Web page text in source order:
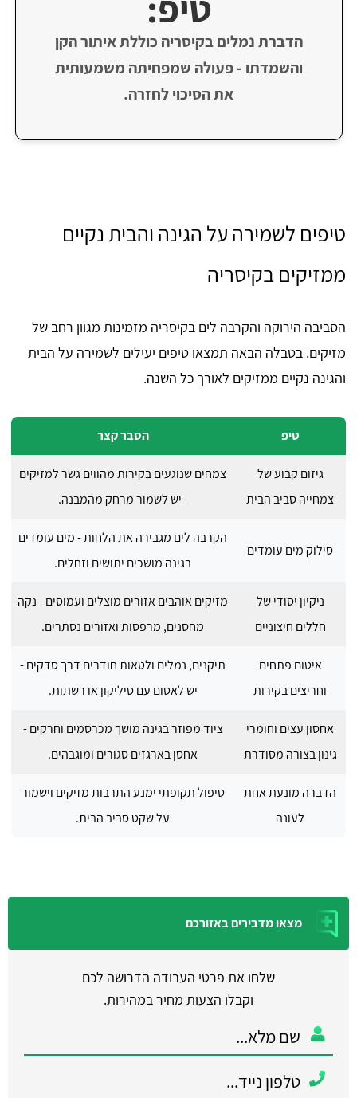
הדברת נמלים בקיסריה כוללת איתור הקן
והשמדתו - פעולה שמפחיתה משמעותית
את הסיכוי לחזרה.
טיפים לשמירה על הגינה והבית נקיים
ממזיקים בקיסריה
הסביבה הירוקה והקרבה לים בקיסריה מזמינות מגוון רחב של
מזיקים. בטבלה הבאה תמצאו טיפים יעילים לשמירה על הבית
והגינה נקיים ממזיקים לאורך כל השנה.
טיפ הסבר קצר
גיזום קבוע של
צמחייה סביב הבית
צמחים שנוגעים בקירות מהווים גשר למזיקים
- יש לשמור מרחק מהמבנה.
סילוק מים עומדים
הקרבה לים מגבירה את הלחות - מים עומדים
בגינה מושכים יתושים וזחלים.
ניקיון יסודי של
חללים חיצוניים
מזיקים אוהבים אזורים מוצלים ועמוסים - נקה
מחסנים, מרפסות ואזורים נסתרים.
איטום פתחים
וחריצים בקירות
תיקנים, נמלים ולטאות חודרים דרך סדקים -
יש לאטום עם סיליקון או רשתות.
אחסון עצים וחומרי
גינון בצורה מסודרת
ציוד מפוזר בגינה מושך מכרסמים וחרקים -
אחסן בארגזים סגורים ומוגבהים.
הדברה מונעת אחת
לעונה
טיפול תקופתי ימנע התרבות מזיקים וישמור
על שקט סביב הבית.
מצאו מדבירים באזורכם
שלחו את פרטי העבודה הדרושה לכם
וקבלו הצעות מחיר במהירות.